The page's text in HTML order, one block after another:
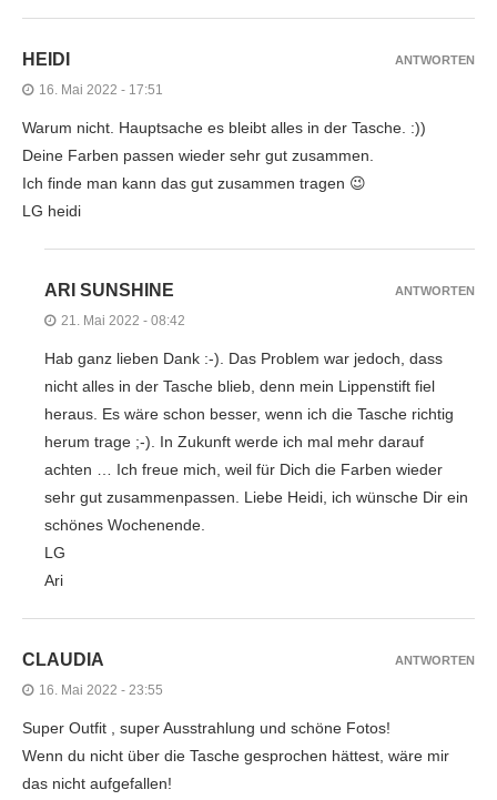
HEIDI
16. Mai 2022 - 17:51
Warum nicht. Hauptsache es bleibt alles in der Tasche. :))
Deine Farben passen wieder sehr gut zusammen.
Ich finde man kann das gut zusammen tragen 😉
LG heidi
ANTWORTEN
ARI SUNSHINE
21. Mai 2022 - 08:42
Hab ganz lieben Dank :-). Das Problem war jedoch, dass
nicht alles in der Tasche blieb, denn mein Lippenstift fiel
heraus. Es wäre schon besser, wenn ich die Tasche richtig
herum trage ;-). In Zukunft werde ich mal mehr darauf
achten … Ich freue mich, weil für Dich die Farben wieder
sehr gut zusammenpassen. Liebe Heidi, ich wünsche Dir ein
schönes Wochenende.
LG
Ari
ANTWORTEN
CLAUDIA
16. Mai 2022 - 23:55
Super Outfit , super Ausstrahlung und schöne Fotos!
Wenn du nicht über die Tasche gesprochen hättest, wäre mir
das nicht aufgefallen!
ANTWORTEN